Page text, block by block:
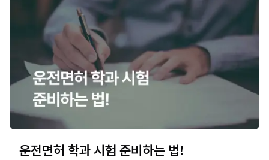
운전면허 학과 시험 준비하는 법!